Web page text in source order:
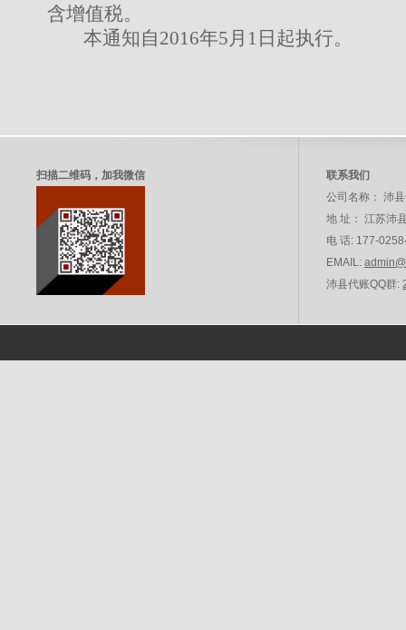
含增值税。
本通知自2016年5 月 1 日起执行。
扫描二维码，加我微信
联系我们
公司名称： 沛
地 址： 江苏沛
电 话: 177-
EMAIL:
沛县代账QQ群: